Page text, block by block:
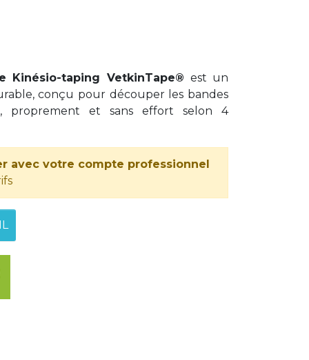
Kinésio-taping VetkinTape® est un
conçu pour découper les bandes
proprement et sans effort selon 4
avec votre compte professionnel